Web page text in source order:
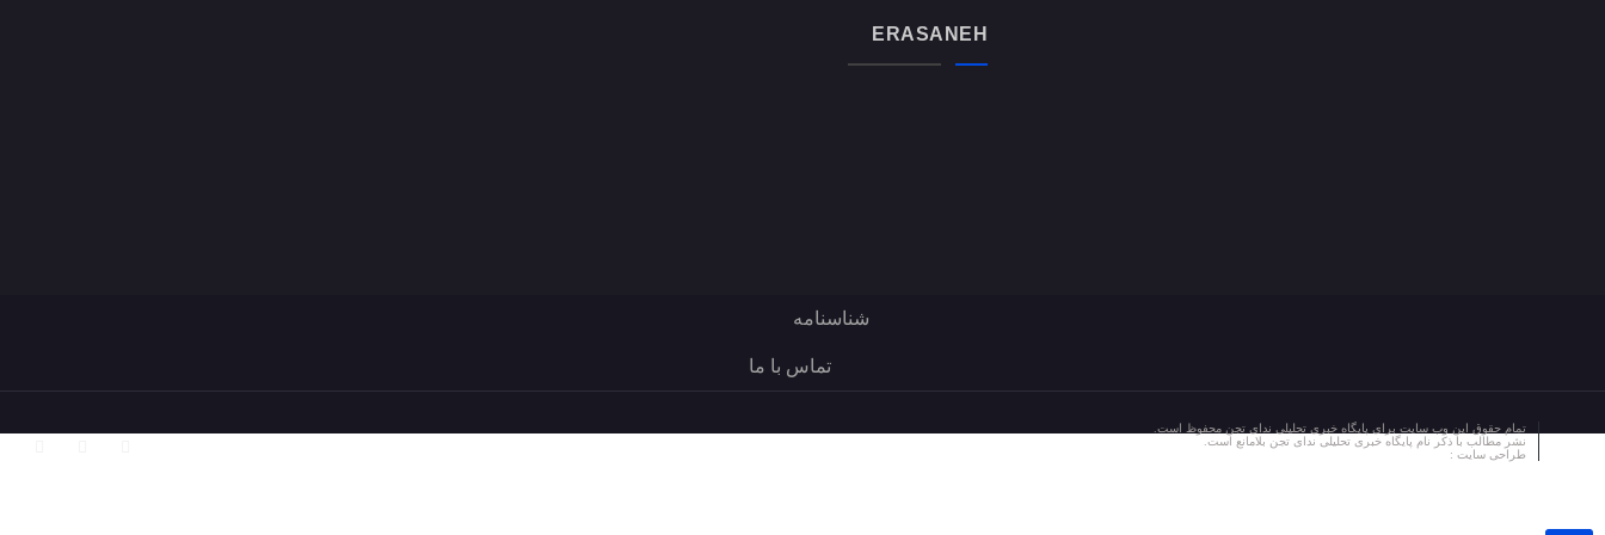
ERASANEH
شناسنامه
تماس با ما
تمام حقوق این وب سایت برای پایگاه خبری تحلیلی ندای تجن محفوظ است.
نشر مطالب با ذکر نام پایگاه خبری تحلیلی ندای تجن بلامانع است.
طراحی سایت :